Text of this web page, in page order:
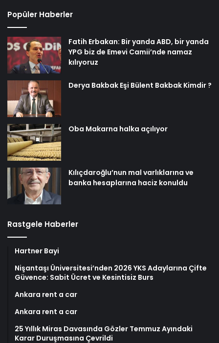
Popüler Haberler
Fatih Erbakan: Bir yanda ABD, bir yanda
YPG biz de Emevi Camii’nde namaz
kılıyoruz
Derya Bakbak Eşi Bülent Bakbak Kimdir ?
Oba Makarna halka açılıyor
Kılıçdaroğlu’nun mal varlıklarına ve
banka hesaplarına haciz konuldu
Rastgele Haberler
Hartner Bayi
Nişantaşı Üniversitesi’nden 2026 YKS Adaylarına Çifte
Güvence: Sabit Ücret ve Kesintisiz Burs
Ankara rent a car
Ankara rent a car
25 Yıllık Miras Davasında Gözler Temmuz Ayındaki
Karar Duruşmasına Çevrildi